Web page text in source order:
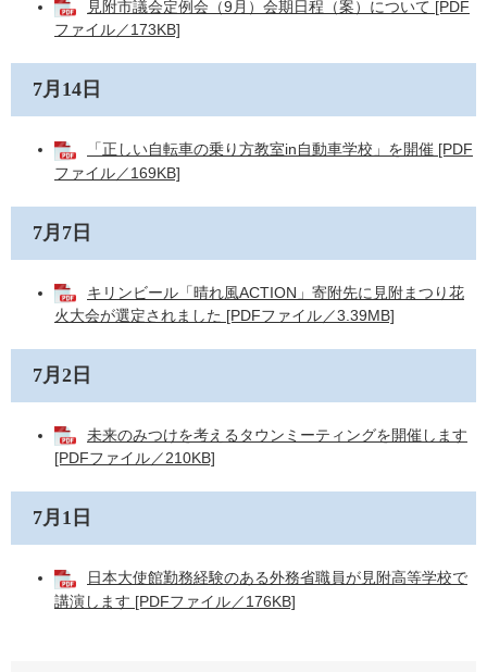
見附市議会定例会（9月）会期日程（案）について [PDF
ファイル／173KB]
7月14日
「正しい自転車の乗り方教室in自動車学校」を開催 [PDF
ファイル／169KB]
7月7日
キリンビール「晴れ風ACTION」寄附先に見附まつり花
火大会が選定されました [PDFファイル／3.39MB]
7月2日
未来のみつけを考えるタウンミーティングを開催します
[PDFファイル／210KB]
7月1日
日本大使館勤務経験のある外務省職員が見附高等学校で
講演します [PDFファイル／176KB]